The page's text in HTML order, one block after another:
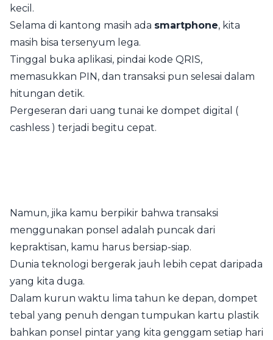
kecil.
Selama di kantong masih ada smartphone, kita
masih bisa tersenyum lega.
Tinggal buka aplikasi, pindai kode QRIS,
memasukkan PIN, dan transaksi pun selesai dalam
hitungan detik.
Pergeseran dari uang tunai ke dompet digital (
cashless ) terjadi begitu cepat.
Namun, jika kamu berpikir bahwa transaksi
menggunakan ponsel adalah puncak dari
kepraktisan, kamu harus bersiap-siap.
Dunia teknologi bergerak jauh lebih cepat daripada
yang kita duga.
Dalam kurun waktu lima tahun ke depan, dompet
tebal yang penuh dengan tumpukan kartu plastik
bahkan ponsel pintar yang kita genggam setiap hari